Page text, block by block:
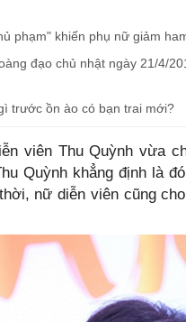
phạm" khiến phụ nữ giảm
đạo chủ nhật ngày 21/4/
trước ồn ào có bạn trai mới?
viên Thu Quỳnh vừa
Quỳnh khẳng định là
nữ diễn viên cũng